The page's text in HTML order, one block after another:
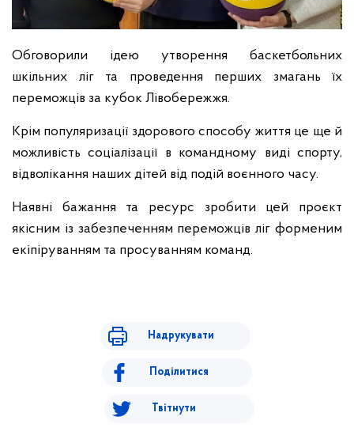
Обговорили ідею утворення баскетбольних
шкільних ліг та проведення перших змагань їх
переможців за кубок Лівобережжя.
Крім популяризації здорового способу життя це ще й
можливість соціалізації в командному виді спорту,
відволікання наших дітей від подій воєнного часу.
Наявні бажання та ресурс зробити цей проєкт
якісним із забезпеченням переможців ліг форменим
екіпіруванням та просуванням команд.
Надрукувати
Поділитися
Твітнути